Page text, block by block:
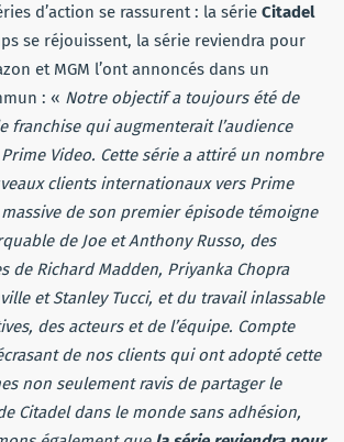
d’action se rassurent : la série Citadel
se réjouissent, la série reviendra pour
et MGM l’ont annoncés dans un
: « Notre objectif a toujours été de
franchise qui augmenterait l’audience
Video. Cette série a attiré un nombre
clients internationaux vers Prime
massive de son premier épisode témoigne
de Joe et Anthony Russo, des
de Richard Madden, Priyanka Chopra
et Stanley Tucci, et du travail inlassable
des acteurs et de l’équipe. Compte
de nos clients qui ont adopté cette
non seulement ravis de partager le
Citadel dans le monde sans adhésion,